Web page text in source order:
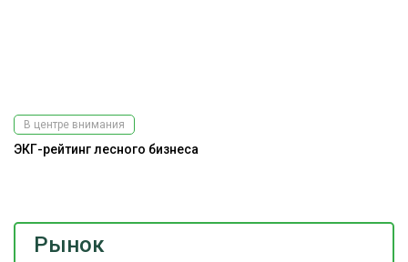
Рынок
В центре внимания
ЭКГ-рейтинг лесного бизнеса